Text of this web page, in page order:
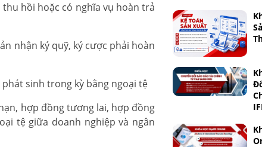
hồi hoặc có nghĩa vụ hoàn trả
nhận ký quỹ, ký cược phải hoàn
sinh trong kỳ bằng ngoại tệ
hợp đồng tương lai, hợp đồng
tệ giữa doanh nghiệp và ngân